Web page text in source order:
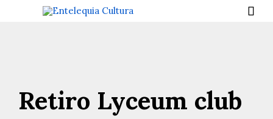

Retiro Lyceum club